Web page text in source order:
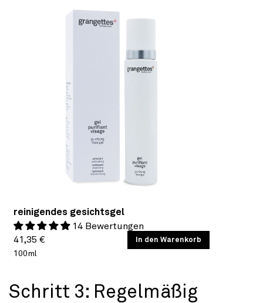
reinigendes gesichtsgel
14 Bewertungen
Normaler
Preis
41,35 €
GRUNDPREIS
/
100ml
In den Warenkorb
Schritt 3: Regelmäßig